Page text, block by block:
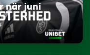
när juni